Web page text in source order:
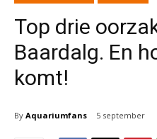
Top drie
Baardalg. En
komt!
By Aquariumfans 5 september